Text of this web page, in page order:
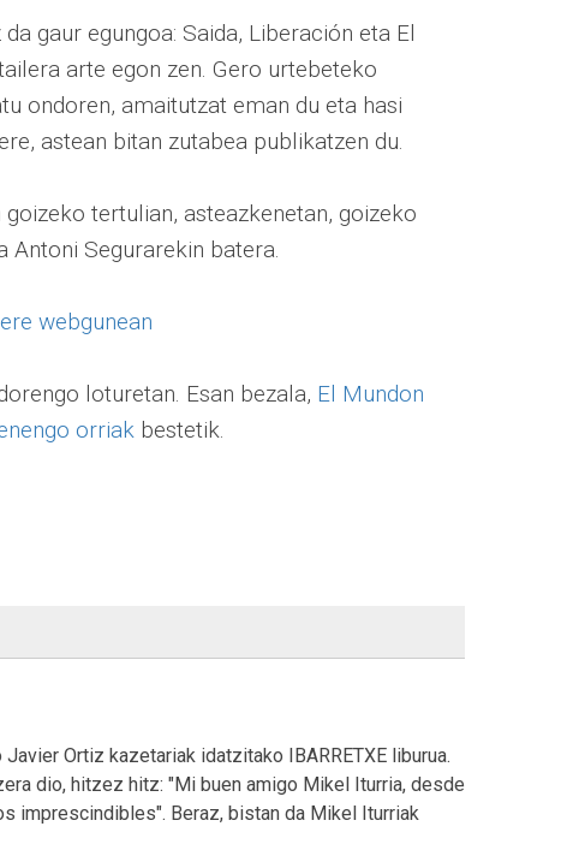
gaur egungoa: Saida, Liberación eta El
arte egon zen. Gero urtebeteko
ondoren, amaitutzat eman du eta hasi
astean bitan zutabea publikatzen du.
tertulian, asteazkenetan, goizeko
Antoni Segurarekin batera.
webgunean
loturetan. Esan bezala, El Mundon
orriak bestetik.
Ortiz kazetariak idatzitako IBARRETXE liburua.
dio, hitzez hitz: "Mi buen amigo Mikel Iturria, desde
imprescindibles". Beraz, bistan da Mikel Iturriak